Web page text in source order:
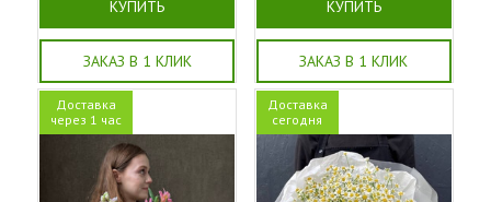
КУПИТЬ
ЗАКАЗ В 1 КЛИК
КУПИТЬ
ЗАКАЗ В 1 КЛИК
Доставка
через 1 час
Доставка
сегодня